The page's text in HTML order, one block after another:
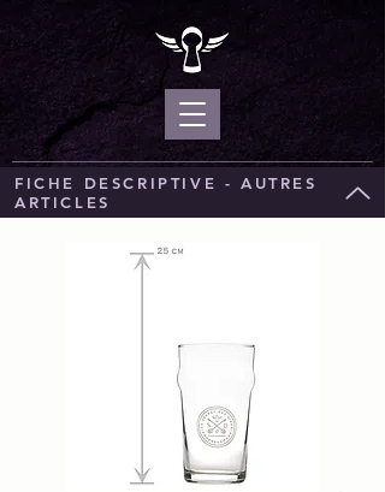
FICHE DESCRIPTIVE - AUTRES
ARTICLES